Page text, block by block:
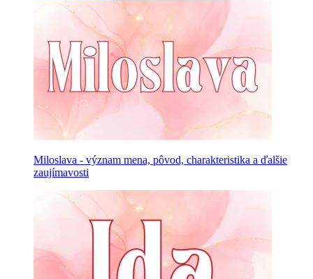
Miloslava - význam mena, pôvod, charakteristika a ďalšie
zaujímavosti